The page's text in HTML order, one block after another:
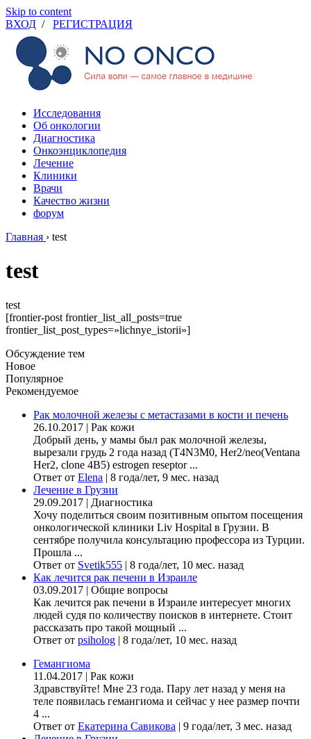
Skip to content
ВХОД / РЕГИСТРАЦИЯ
Исследования
Об онкологии
Диагностика
Онкоэнциклопедия
Лечение
Клиники
Врачи
Качество жизни
форум
Главная › test
test
test
[frontier-post frontier_list_all_posts=true
frontier_list_post_types=»lichnye_istorii»]
Обсуждение тем
Новое
Популярное
Рекомендуемое
Рак молочной железы с метастазами в кости и печень
26.10.2017 | Рак кожи
Добрый день, у мамы был рак молочной железы,
вырезали грудь 2 года назад (Т4N3M0, Her2/neo(Ventana
Her2, clone 4B5) estrogen reseptor ...
Ответ от Elena | 8 года/лет, 9 мес. назад
Лечение в Грузии
29.09.2017 | Диагностика
Хочу поделиться своим позитивным опытом посещения
онкологической клиники Liv Hospital в Грузии. В
сентябре получила консультацию профессора из Турции.
Прошла ...
Ответ от Svetik555 | 8 года/лет, 10 мес. назад
Как лечится рак печени в Израиле
03.09.2017 | Общие вопросы
Как лечится рак печени в Израиле интересует многих
людей судя по количеству поисков в интернете. Стоит
рассказать про такой мощный ...
Ответ от psiholog | 8 года/лет, 10 мес. назад
Гемангиома
11.04.2017 | Рак кожи
Здравствуйте! Мне 23 года. Пару лет назад у меня на
теле появилась гемангиома и сейчас у нее размер почти
4 ...
Ответ от Екатерина Савикова | 9 года/лет, 3 мес. назад